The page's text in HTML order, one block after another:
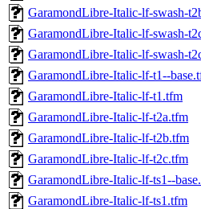
GaramondLibre-Italic-lf-swash-
GaramondLibre-Italic-lf-swash-
GaramondLibre-Italic-lf-swash-
GaramondLibre-Italic-lf-t1--
GaramondLibre-Italic-lf-t1.tfm
GaramondLibre-Italic-lf-t2a.tfm
GaramondLibre-Italic-lf-t2b.tfm
GaramondLibre-Italic-lf-t2c.tfm
GaramondLibre-Italic-lf-ts1--
GaramondLibre-Italic-lf-ts1.tfm